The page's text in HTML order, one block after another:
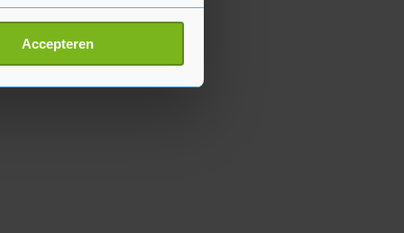
detailgedeelte
Accepteren